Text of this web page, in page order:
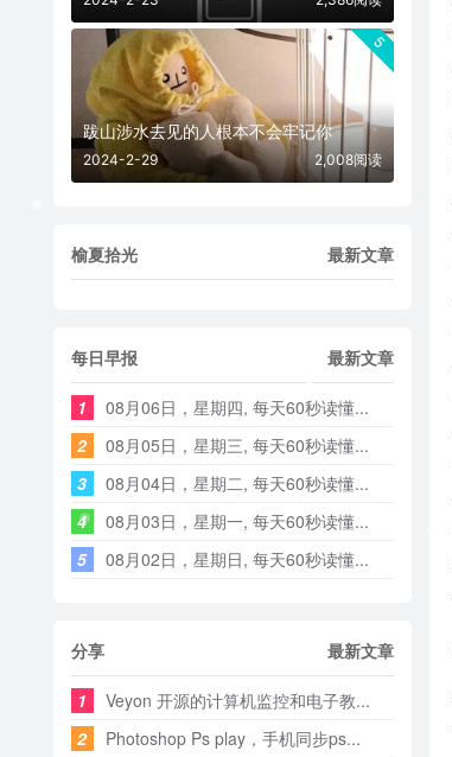
5
跋山涉水去见的人根本不会牢记你
2024-2-29 2,008阅读
榆夏拾光 最新文章
每日早报 最新文章
1
08月06日，星期四, 每天60秒读懂...
2
08月05日，星期三, 每天60秒读懂...
3
08月04日，星期二, 每天60秒读懂...
4
08月03日，星期一, 每天60秒读懂...
5
08月02日，星期日, 每天60秒读懂...
分享 最新文章
1
Veyon 开源的计算机监控和电子教...
2
Photoshop Ps play，手机同步ps...